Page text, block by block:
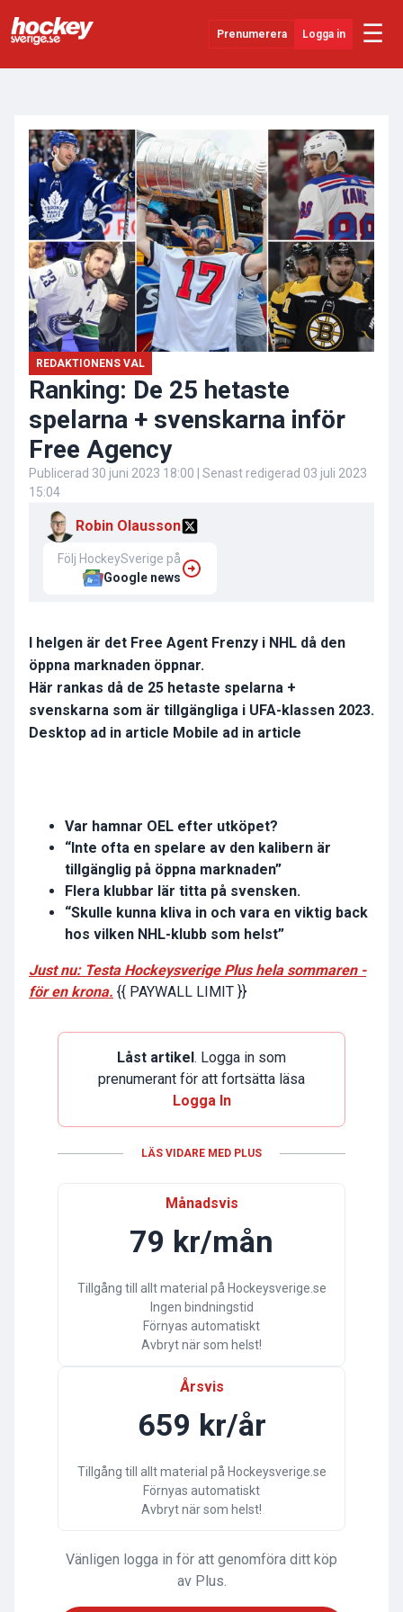
Prenumerera Logga in ☰
SHL
Evenemang
Övrigt
REDAKTIONENS VAL
Ranking: De 25 hetaste
spelarna + svenskarna inför
Free Agency
Publicerad 30 juni 2023 18:00 | Senast redigerad 03 juli 2023
15:04
Robin Olausson
Följ HockeySverige på
Google news
I helgen är det Free Agent Frenzy i NHL då den
öppna marknaden öppnar.
Här rankas då de 25 hetaste spelarna +
svenskarna som är tillgängliga i UFA-klassen 2023.
Desktop ad in article Mobile ad in article
Var hamnar OEL efter utköpet?
“Inte ofta en spelare av den kalibern är
tillgänglig på öppna marknaden”
Flera klubbar lär titta på svensken.
“Skulle kunna kliva in och vara en viktig back
hos vilken NHL-klubb som helst”
Just nu: Testa Hockeysverige Plus hela sommaren -
för en krona. {{ PAYWALL LIMIT }}
Låst artikel . Logga in som
prenumerant för att fortsätta läsa
Logga In
LÄS VIDARE MED PLUS
Månadsvis
79 kr/mån
Tillgång till allt material på Hockeysverige.se
Ingen bindningstid
Förnyas automatiskt
Avbryt när som helst!
Årsvis
659 kr/år
Tillgång till allt material på Hockeysverige.se
Förnyas automatiskt
Avbryt när som helst!
Vänligen logga in för att genomföra ditt köp
av Plus.